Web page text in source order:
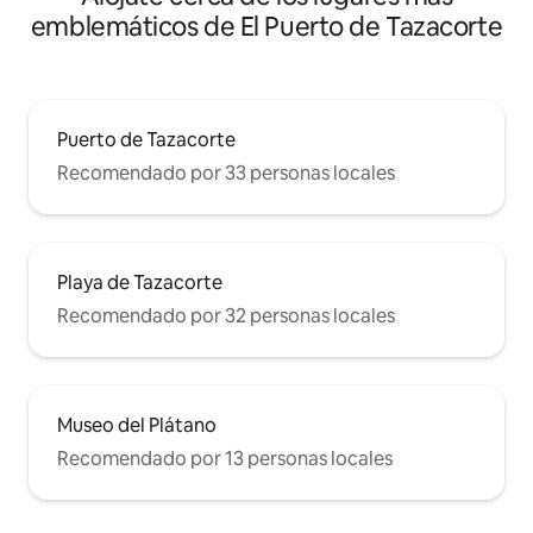
emblemáticos de El Puerto de Tazacorte
Puerto de Tazacorte
Recomendado por 33 personas locales
Playa de Tazacorte
Recomendado por 32 personas locales
Museo del Plátano
Recomendado por 13 personas locales